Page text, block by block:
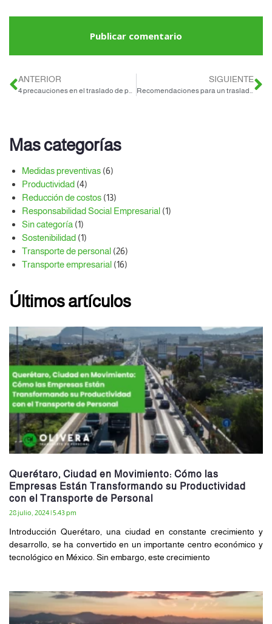
ANTERIOR
4 precauciones en el traslado de personal nocturno
SIGUIENTE
Recomendaciones para un traslado seguro en tiempos de Covid-19 en Querétaro
Mas categorías
Medidas preventivas(6)
Productividad(4)
Reducción de costos(13)
Responsabilidad Social Empresarial(1)
Sin categoría(1)
Sostenibilidad(1)
Transporte de personal(26)
Transporte empresarial(16)
Últimos artículos
Querétaro, Ciudad en Movimiento: Cómo las
Empresas Están Transformando su Productividad
con el Transporte de Personal
28 julio, 2024 5:43 pm
Introducción Querétaro, una ciudad en constante crecimiento y
desarrollo, se ha convertido en un importante centro económico y
tecnológico en México. Sin embargo, este crecimiento